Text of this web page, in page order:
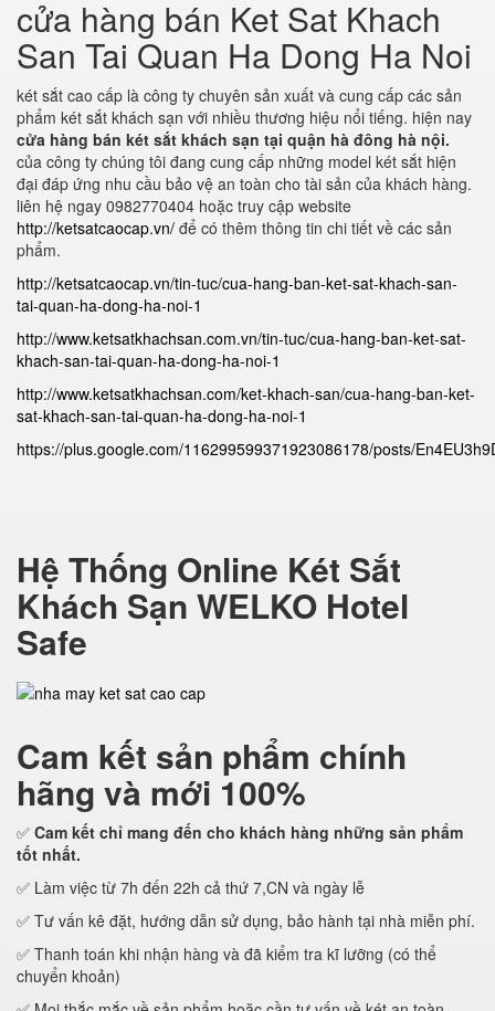
cửa hàng bán Ket Sat Khach
San Tai Quan Ha Dong Ha Noi
két sắt cao cấp là công ty chuyên sản xuất và cung cấp các sản
phẩm két sắt khách sạn với nhiều thương hiệu nổi tiếng. hiện nay
cửa hàng bán két sắt khách sạn tại quận hà đông hà nội.
của công ty chúng tôi đang cung cấp những model két sắt hiện
đại đáp ứng nhu cầu bảo vệ an toàn cho tài sản của khách hàng.
liên hệ ngay 0982770404 hoặc truy cập website
http://ketsatcaocap.vn/ để có thêm thông tin chi tiết về các sản
phẩm.
http://ketsatcaocap.vn/tin-tuc/cua-hang-ban-ket-sat-khach-san-
tai-quan-ha-dong-ha-noi-1
http://www.ketsatkhachsan.com.vn/tin-tuc/cua-hang-ban-ket-sat-
khach-san-tai-quan-ha-dong-ha-noi-1
http://www.ketsatkhachsan.com/ket-khach-san/cua-hang-ban-ket-
sat-khach-san-tai-quan-ha-dong-ha-noi-1
https://plus.google.com/116299599371923086178/posts/
Hệ Thống Online Két Sắt
Khách Sạn WELKO Hotel
Safe
Cam kết sản phẩm chính
hãng và mới 100%
✅ Cam kết chỉ mang đến cho khách hàng những sản phẩm
tốt nhất.
✅ Làm việc từ 7h đến 22h cả thứ 7,CN và ngày lễ
✅ Tư vấn kê đặt, hướng dẫn sử dụng, bảo hành tại nhà miễn phí.
✅ Thanh toán khi nhận hàng và đã kiểm tra kĩ lưỡng (có thể
chuyển khoản)